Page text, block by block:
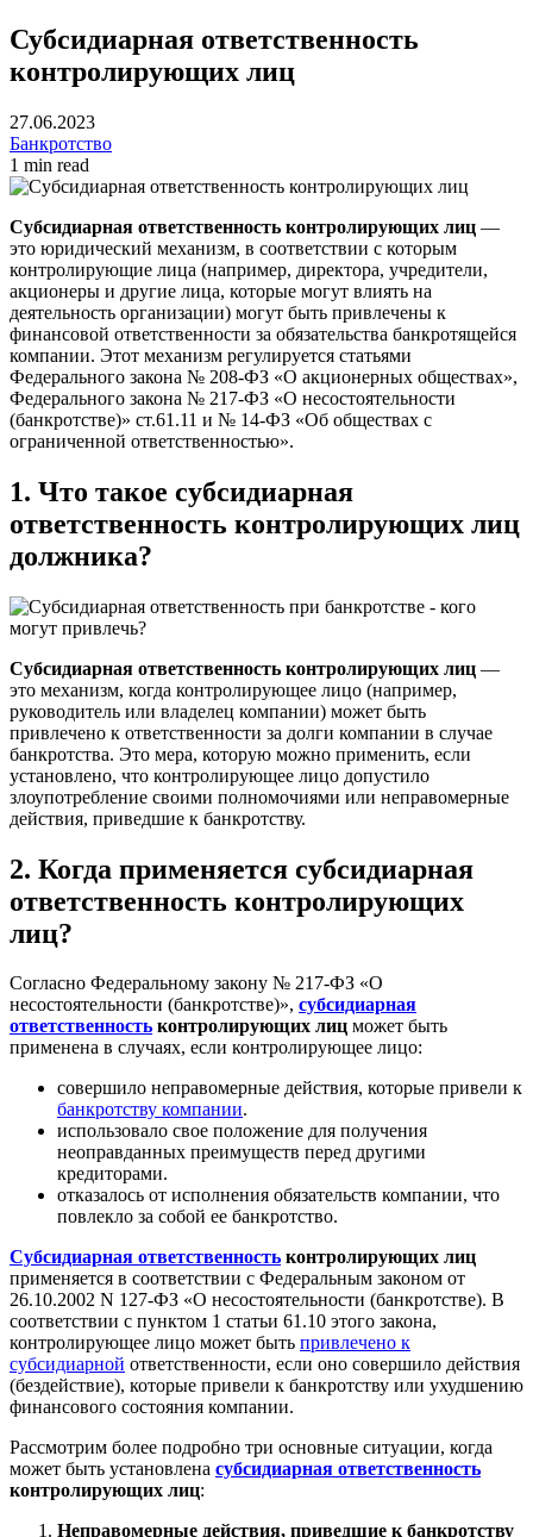
Субсидиарная ответственность
контролирующих лиц
27.06.2023
Банкротство
1 min read
Субсидиарная ответственность контролирующих лиц —
это юридический механизм, в соответствии с которым
контролирующие лица (например, директора, учредители,
акционеры и другие лица, которые могут влиять на
деятельность организации) могут быть привлечены к
финансовой ответственности за обязательства банкротящейся
компании. Этот механизм регулируется статьями
Федерального закона № 208-ФЗ «О акционерных обществах»,
Федерального закона № 217-ФЗ «О несостоятельности
(банкротстве)» ст.61.11 и № 14-ФЗ «Об обществах с
ограниченной ответственностью».
1. Что такое субсидиарная
ответственность контролирующих лиц
должника?
Субсидиарная ответственность контролирующих лиц —
это механизм, когда контролирующее лицо (например,
руководитель или владелец компании) может быть
привлечено к ответственности за долги компании в случае
банкротства. Это мера, которую можно применить, если
установлено, что контролирующее лицо допустило
злоупотребление своими полномочиями или неправомерные
действия, приведшие к банкротству.
2. Когда применяется субсидиарная
ответственность контролирующих
лиц?
Согласно Федеральному закону № 217-ФЗ «О
несостоятельности (банкротстве)», субсидиарная
ответственность контролирующих лиц может быть
применена в случаях, если контролирующее лицо:
совершило неправомерные действия, которые привели к
банкротству компании.
использовало свое положение для получения
неоправданных преимуществ перед другими
кредиторами.
отказалось от исполнения обязательств компании, что
повлекло за собой ее банкротство.
Субсидиарная ответственность контролирующих лиц
применяется в соответствии с Федеральным законом от
26.10.2002 N 127-ФЗ «О несостоятельности (банкротстве). В
соответствии с пунктом 1 статьи 61.10 этого закона,
контролирующее лицо может быть привлечено к
субсидиарной ответственности, если оно совершило действия
(бездействие), которые привели к банкротству или ухудшению
финансового состояния компании.
Рассмотрим более подробно три основные ситуации, когда
может быть установлена субсидиарная ответственность
контролирующих лиц:
Неправомерные действия, приведшие к банкротству